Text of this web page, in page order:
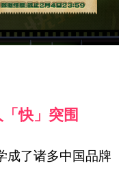
快」突围
成了诸多中国品牌